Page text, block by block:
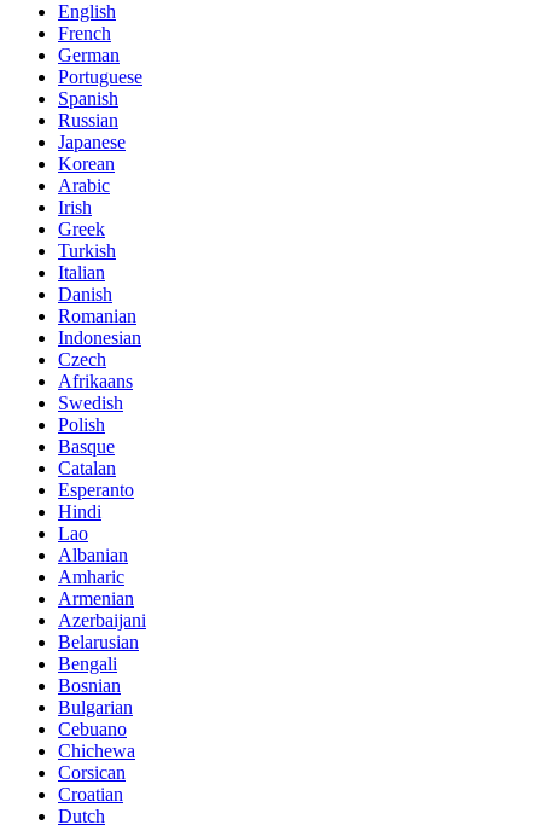
English
French
German
Portuguese
Spanish
Russian
Japanese
Korean
Arabic
Irish
Greek
Turkish
Italian
Danish
Romanian
Indonesian
Czech
Afrikaans
Swedish
Polish
Basque
Catalan
Esperanto
Hindi
Lao
Albanian
Amharic
Armenian
Azerbaijani
Belarusian
Bengali
Bosnian
Bulgarian
Cebuano
Chichewa
Corsican
Croatian
Dutch